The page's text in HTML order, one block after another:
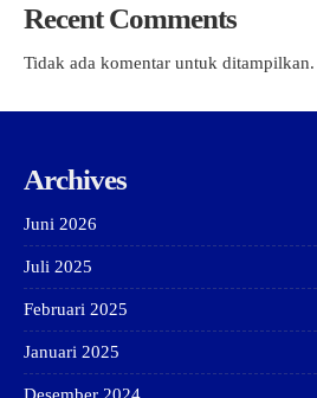
Recent Comments
Tidak ada komentar untuk ditampilkan.
Archives
Juni 2026
Juli 2025
Februari 2025
Januari 2025
Desember 2024